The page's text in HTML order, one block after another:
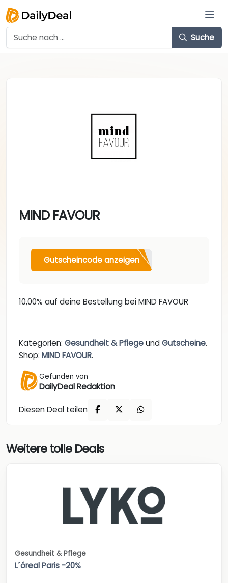
Suche
MIND FAVOUR
Gutscheincode anzeigen
10,00% auf deine Bestellung bei MIND FAVOUR
Kategorien: Gesundheit & PflegeundGutscheine.
Shop: MIND FAVOUR.
Gefunden von
DailyDeal Redaktion
Diesen Deal teilen
Weitere tolle Deals
Gesundheit & Pflege
L´óreal Paris -20%